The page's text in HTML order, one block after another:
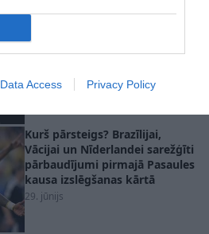
Data Access Privacy Policy
uzvar Vimbldonas čempionāta
pirmajā kārtā
Kurš pārsteigs? Brazīlijai,
Vācijai un Nīderlandei sarežģīti
pārbaudījumi pirmajā Pasaules
kausa izslēgšanas kārtā
29. jūnijs